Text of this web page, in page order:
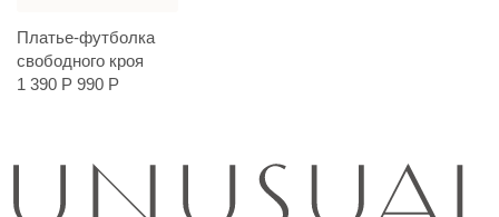
Платье-футболка
свободного кроя
1 390 Р 990 Р